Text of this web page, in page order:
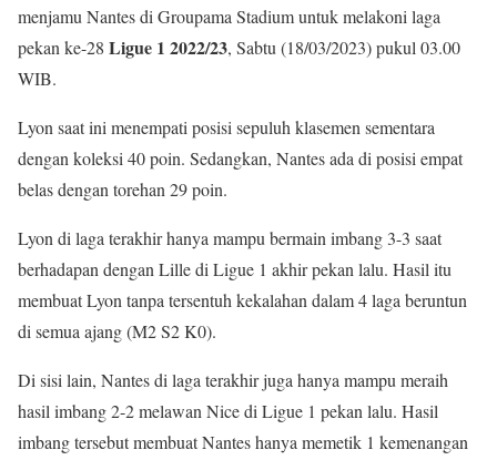
menjamu Nantes di Groupama Stadium untuk melakoni laga
pekan ke-28 Ligue 1 2022/23, Sabtu (18/03/2023) pukul 03.00
WIB.
Lyon saat ini menempati posisi sepuluh klasemen sementara
dengan koleksi 40 poin. Sedangkan, Nantes ada di posisi empat
belas dengan torehan 29 poin.
Lyon di laga terakhir hanya mampu bermain imbang 3-3 saat
berhadapan dengan Lille di Ligue 1 akhir pekan lalu. Hasil itu
membuat Lyon tanpa tersentuh kekalahan dalam 4 laga beruntun
di semua ajang (M2 S2 K0).
Di sisi lain, Nantes di laga terakhir juga hanya mampu meraih
hasil imbang 2-2 melawan Nice di Ligue 1 pekan lalu. Hasil
imbang tersebut membuat Nantes hanya memetik 1 kemenangan